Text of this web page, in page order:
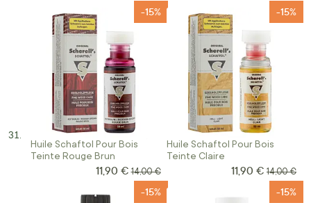
Huile Schaftol Pour Bois
Teinte Rouge Brun
-15%
Prix Spécial
11,90 € Prix normal
14,00 €
Huile Schaftol Pour Bois
Teinte Claire
-15%
Prix Spécial
11,90 € Prix
14,00 €
-15% -15%